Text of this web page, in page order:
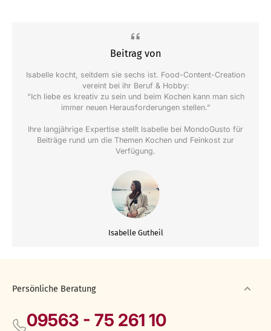
Beitrag von
Isabelle kocht, seitdem sie sechs ist. Food-Content-Creation
vereint bei ihr Beruf & Hobby:
“Ich liebe es kreativ zu sein und beim Kochen kann man sich
immer neuen Herausforderungen stellen.”
Ihre langjährige Expertise stellt Isabelle bei MondoGusto für
Beiträge rund um die Themen Kochen und Feinkost zur
Verfügung.
Isabelle Gutheil
Persönliche Beratung
09563 - 75 261 10